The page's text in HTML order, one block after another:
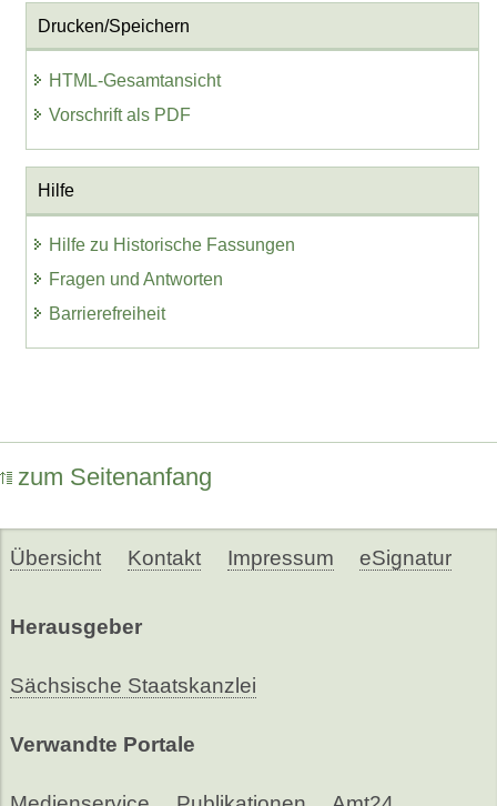
Drucken/Speichern
HTML-Gesamtansicht
Vorschrift als PDF
Hilfe
Hilfe zu Historische Fassungen
Fragen und Antworten
Barrierefreiheit
zum Seitenanfang
Übersicht Kontakt Impressum eSignatur
Herausgeber
Sächsische Staatskanzlei
Verwandte Portale